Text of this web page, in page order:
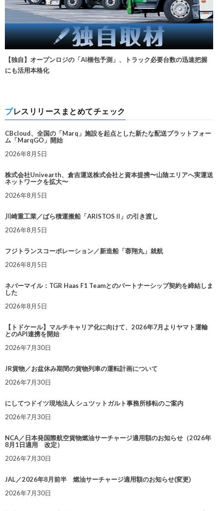
【独自】オープンロジの「AI梱包予測」、トラック必要台数の迅速把握
にも活用本格化
プレスリリースまとめてチェック
CBcloud、全国の「Marq」施設を起点とした新たな配送プラットフォー
ム「MarqGO」開始
2026年8月5日
株式会社Univearth、倉吉運送株式会社と資本提携〜山陰エリアへ実運送
ネットワークを拡大〜
2026年8月5日
川崎重工業／ばら積運搬船「ARISTOS II」の引き渡し
2026年8月5日
フジトランスコーポレーション／新造船「蓉翔丸」就航
2026年8月5日
ネバーマイル：TGR Haas F1 Teamとのパートナーシップ契約を締結しま
した
2026年8月5日
【トドケール】マルチキャリア化に向けて、2026年7月よりヤマト運輸
とのAPI連携を開始
2026年7月30日
JR貨物／お盆休み期間の貨物列車の運転計画について
2026年7月30日
にしてつドイツ現地法人 シュツットガルト事務所移転のご案内
2026年7月30日
NCA／日本発国際航空貨物燃油サーチャージ適用額のお知らせ（2026年
8月1日適用 改定）
2026年7月30日
JAL／2026年8月前半 燃油サーチャージ適用額のお知らせ(変更)
2026年7月30日